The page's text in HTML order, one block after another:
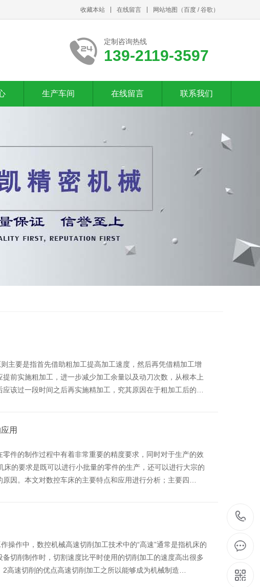
收藏本站 在线留言 网站地图 （百度 /谷歌 ）
定制咨询热线
139-2119-3597
生产车间 在线留言 联系我们
主要是指首先借助粗加工提高加工速度，然后再凭借精加工增
前实施粗加工，进一步减少加工余量以及动刀次数，从根本上
该过一段时间之后再实施精加工，究其原因在于粗加工后的…
用
件的制作过程中有着非常重要的精度要求，同时对于生产的效
的要求是既可以进行小批量的零件的生产，还可以进行大宗的
因。本文对数控车床的主要特点和应用进行分析；主要四…
操作中，数控机械高速切削加工技术中的“高速”通常是指机床的
切削制作时，切割速度比平时使用的切削加工的速度高出很多
高速切削的优点高速切削加工之所以能够成为机械制造…